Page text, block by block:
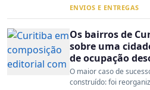
ENVIOS E ENTREGAS
Os bairros de
sobre uma
de ocupação
O maior caso de
construído: foi